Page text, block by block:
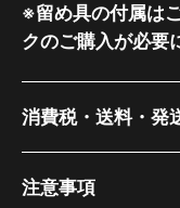
※留め具の付属は
クのご購入が必要
消費税・送料・発
注意事項